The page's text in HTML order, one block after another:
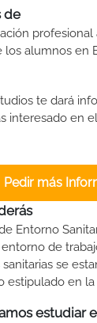
de
profesional
los alumnos en
te dará
interesado en
Pedir más
Entorno
de
se
estipulado en la
estudiar